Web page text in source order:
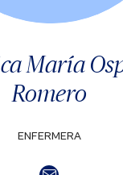
María
Romero
ENFERMERA